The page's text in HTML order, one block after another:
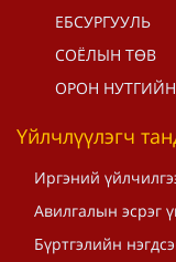
ЕБСУРГУУЛЬ
СОЁЛЫН ТӨВ
ОРОН
Үйлчлүүлэгч
Иргэний
Авилгалын эсрэг
Бүртгэлийн